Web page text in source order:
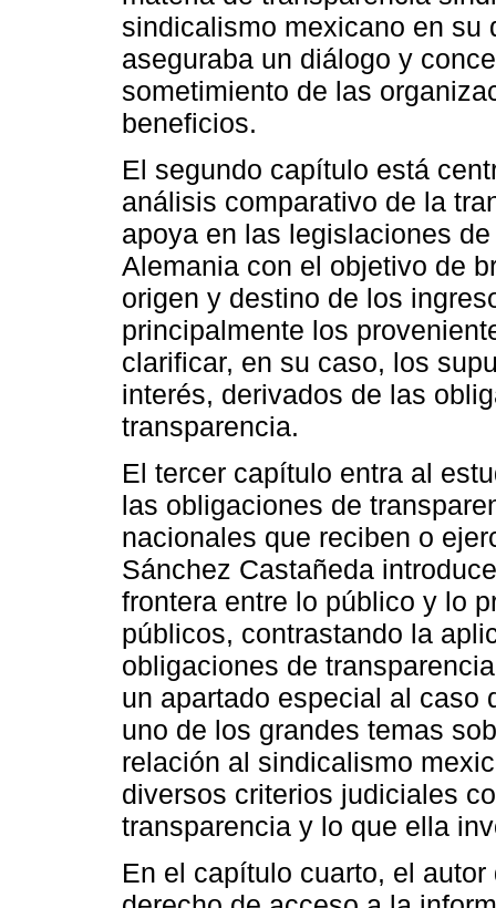
sindicalismo mexicano en su
aseguraba un diálogo y
sometimiento de las
beneficios.
El segundo capítulo está
análisis comparativo de la
apoya en las legislaciones
Alemania con el objetivo de
origen y destino de los
principalmente los
clarificar, en su caso, los
interés, derivados de las
transparencia.
El tercer capítulo entra al
las obligaciones de
nacionales que reciben o
Sánchez Castañeda
frontera entre lo público y lo
públicos, contrastando la
obligaciones de
un apartado especial al caso
uno de los grandes temas
relación al sindicalismo
diversos criterios judiciales
transparencia y lo que ella
En el capítulo cuarto, el